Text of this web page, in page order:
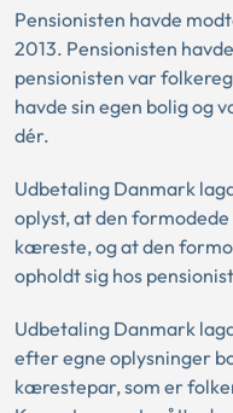
Pensionisten havde
2013. Pensionisten
pensionisten var
havde sin egen bolig og
dér.
Udbetaling Danmark
oplyst, at den
kæreste, og at den
opholdt sig hos
Udbetaling Danmark
efter egne oplysninger
kærestepar, som er